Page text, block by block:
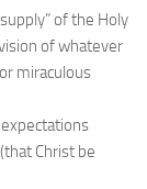
of the Holy
of whatever
miraculous
Christ be